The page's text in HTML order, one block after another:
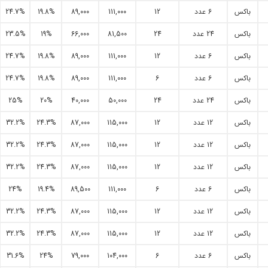
باکس
6 عدد 12
111,000
89,000
19.8%
24.7%
باکس
24 عدد 24
81,500
66,000
19%
23.5%
باکس
6 عدد 12
111,000
89,000
19.8%
24.7%
باکس
6 عدد 6
111,000
89,000
19.8%
24.7%
باکس
24 عدد 24
50,000
40,000
20%
25%
باکس
12 عدد 12
115,000
87,000
24.3%
32.2%
باکس
12 عدد 12
115,000
87,000
24.3%
32.2%
باکس
12 عدد 12
115,000
87,000
24.3%
32.2%
باکس
6 عدد 6
111,000
89,500
19.4%
24%
باکس
12 عدد 12
115,000
87,000
24.3%
32.2%
باکس
12 عدد 12
115,000
87,000
24.3%
32.2%
باکس
6 عدد 6
104,000
79,000
24%
31.6%